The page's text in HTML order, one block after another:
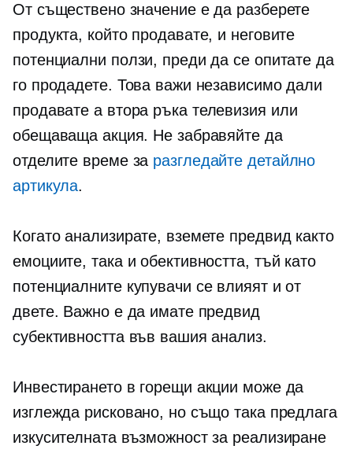
От съществено значение е да разберете
продукта, който продавате, и неговите
потенциални ползи, преди да се опитате да
го продадете. Това важи независимо дали
продавате a втора ръкателевизия или
обещаваща акция. Не забравяйте да
отделите време за разгледайте детайлно
артикула.
Когато анализирате, вземете предвид както
емоциите, така и обективността, тъй като
потенциалните купувачи се влияят и от
двете. Важно е да имате предвид
субективността във вашия анализ.
Инвестирането в горещи акции може да
изглежда рисковано, но също така предлага
изкусителната възможност за реализиране